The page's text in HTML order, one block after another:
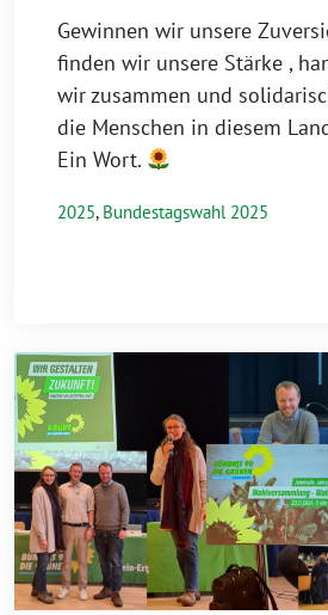
Gewinnen wir unsere
finden wir unsere Stärke ,
wir zusammen und
die Menschen in diesem
Ein Wort.
2025, Bundestagswahl 2025